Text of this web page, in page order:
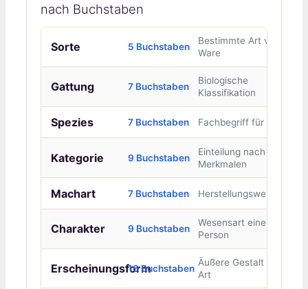
nach Buchstaben
Sorte 5 Buchstaben
Bestimmte Art von
Ware
Gattung 7 Buchstaben
Biologische
Klassifikation
Spezies 7 Buchstaben Fachbegriff für Art
Kategorie 9 Buchstaben
Einteilung nach
Merkmalen
Machart 7 Buchstaben Herstellungsweise
Charakter 9 Buchstaben
Wesensart einer
Person
Erscheinungsform16 Buchstaben
Äußere Gestalt einer
Art